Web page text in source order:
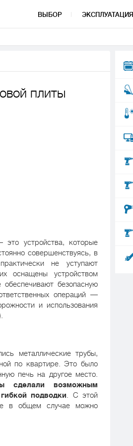
ВЫБОР ЭКСПЛУАТАЦИЯ
плиты
устройства, которые
совершенствуясь, в
не уступают
оснащены устройством
безопасную
операций —
и использования
металлические трубы,
по квартире. Это было
печь на другое место.
сделали возможным
подводки . С этой
в общем случае можно